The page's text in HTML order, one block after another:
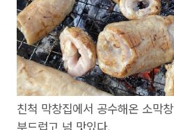
친척 막창집에서 공수해온 소막창
부드럽고 넘 맛있다.